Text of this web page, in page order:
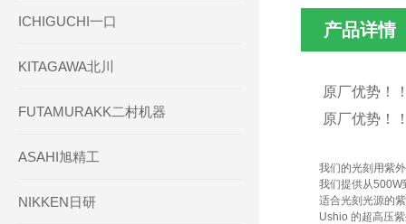
ICHIGUCHI一口
KITAGAWA北川
FUTAMURAKK二村机器
ASAHI旭精工
NIKKEN日研
产品详情
原厂优势！
原厂优势！
我们的光刻用紫
我们提供从500W
适合光刻光源的
Ushio 的超高压